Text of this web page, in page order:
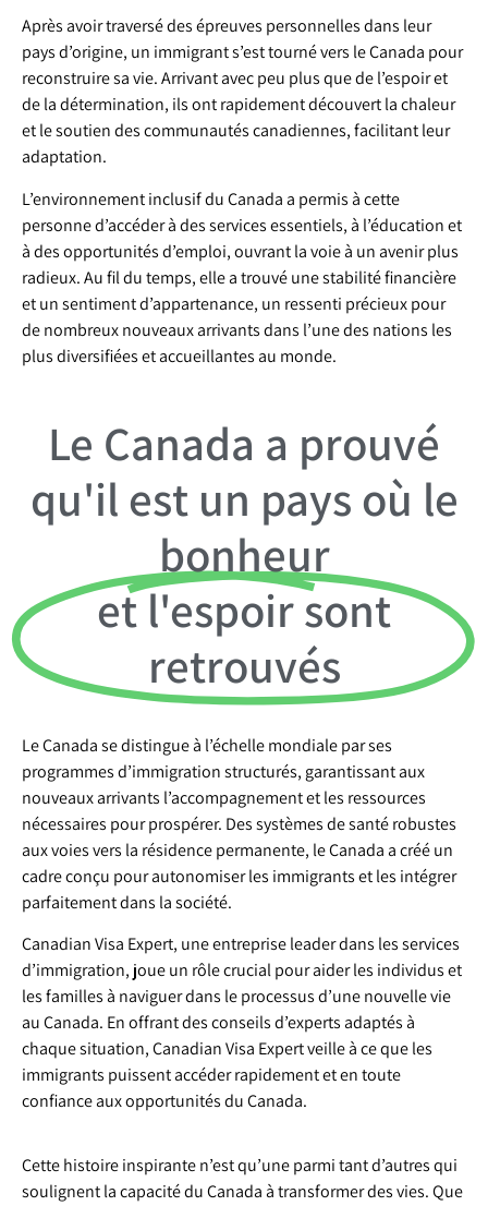
Après avoir traversé des épreuves personnelles dans leur
pays d’origine, un immigrant s’est tourné vers le Canada pour
reconstruire sa vie. Arrivant avec peu plus que de l’espoir et
de la détermination, ils ont rapidement découvert la chaleur
et le soutien des communautés canadiennes, facilitant leur
adaptation.
L’environnement inclusif du Canada a permis à cette
personne d’accéder à des services essentiels, à l’éducation et
à des opportunités d’emploi, ouvrant la voie à un avenir plus
radieux. Au fil du temps, elle a trouvé une stabilité financière
et un sentiment d’appartenance, un ressenti précieux pour
de nombreux nouveaux arrivants dans l’une des nations les
plus diversifiées et accueillantes au monde.
Le Canada a prouvé
qu'il est un pays où le
bonheur
et l'espoir sont
retrouvés
Le Canada se distingue à l’échelle mondiale par ses
programmes d’immigration structurés, garantissant aux
nouveaux arrivants l’accompagnement et les ressources
nécessaires pour prospérer. Des systèmes de santé robustes
aux voies vers la résidence permanente, le Canada a créé un
cadre conçu pour autonomiser les immigrants et les intégrer
parfaitement dans la société.
Canadian Visa Expert, une entreprise leader dans les services
d’immigration, joue un rôle crucial pour aider les individus et
les familles à naviguer dans le processus d’une nouvelle vie
au Canada. En offrant des conseils d’experts adaptés à
chaque situation, Canadian Visa Expert veille à ce que les
immigrants puissent accéder rapidement et en toute
confiance aux opportunités du Canada.
Cette histoire inspirante n’est qu’une parmi tant d’autres qui
soulignent la capacité du Canada à transformer des vies. Que